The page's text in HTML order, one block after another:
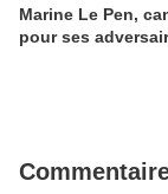
Marine Le Pen,
pour ses